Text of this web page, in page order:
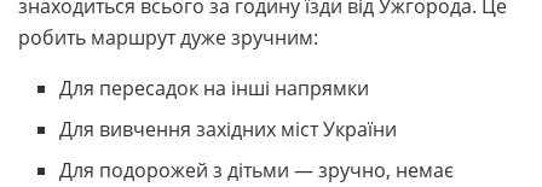
знаходиться всього за годину їзди від Ужгорода. Це
робить маршрут дуже зручним:
Для пересадок на інші напрямки
Для вивчення західних міст України
Для подорожей з дітьми — зручно, немає